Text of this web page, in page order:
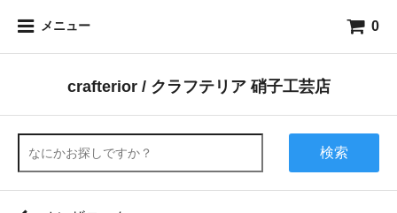
メニュー 0
crafterior / クラフテリア 硝子工芸店
検索